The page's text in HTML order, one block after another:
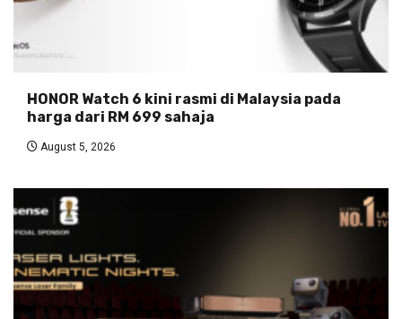
HONOR Watch 6 kini rasmi di Malaysia pada
harga dari RM 699 sahaja
August 5, 2026